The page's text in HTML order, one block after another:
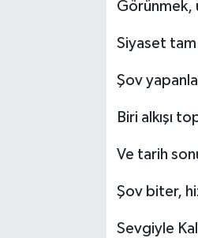
Görünmek,
Siyaset tam
Şov
Biri alkışı
Ve tarih
Şov biter,
Sevgiyle